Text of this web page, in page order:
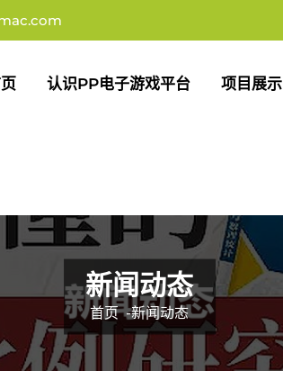
认识PP电子游戏平台 项目展示
新闻动态
首页 -新闻动态